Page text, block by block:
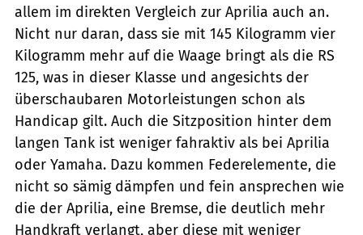
allem im direkten Vergleich zur Aprilia auch an.
Nicht nur daran, dass sie mit 145 Kilogramm vier
Kilogramm mehr auf die Waage bringt als die RS
125, was in dieser Klasse und angesichts der
überschaubaren Motorleistungen schon als
Handicap gilt. Auch die Sitzposition hinter dem
langen Tank ist weniger fahraktiv als bei Aprilia
oder Yamaha. Dazu kommen Federelemente, die
nicht so sämig dämpfen und fein ansprechen wie
die der Aprilia, eine Bremse, die deutlich mehr
Handkraft verlangt, aber diese mit weniger